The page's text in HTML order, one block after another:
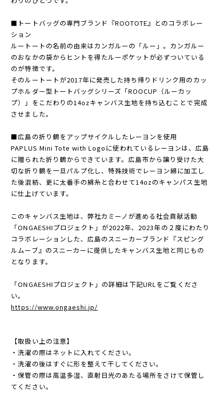
■トートバッグの専門ブランド『ROOTOTE』とのコラボレー
ション
ルートートの名前の由来はカンガルーの「ルー」。カンガルー
のおなかの袋からヒントを得たルーポケットが必ずついている
のが特徴です。
そのルートートが2017年に発売した持ち帰りドリンク用のカッ
プホルダー型トートバッグシリーズ「ROOCUP（ルーカッ
プ）」をこだわりの14ozキャンバス生地を持ち込むことで完成
させました。
■広島の折り鶴をアップサイクルしたレーヨンを使用
PAPLUS Mini Tote with Logoに使われているレーヨンは、広島
に贈られた折り鶴からできています。広島市から譲り受けた大
切な折り鶴を一旦パルプ化し、特殊技術でレーヨン綿に加工し
た後混紡、更に太番手の綿糸と合わせて14ozのキャンパス生地
に仕上げています。
このキャンバス生地は、弊社カミーノが進める社会貢献活動
「ONGAESHIプロジェクト」が2022年、2023年の２度にわたり
コラボレーションした、広島のスニーカーブランド『スピング
ルムーブ』のスニーカーに提供したキャンバス生地と同じもの
となります。
「ONGAESHIプロジェクト」の詳細は下記URLをご覧くださ
い。
https://www.ongaeshi.jp/
【取扱い上の注意】
・洗濯の際はネットに入れてください。
・洗濯の後はすぐに形を整えて干してください。
・保管の際は高温多湿、直射日光のあたる場所をさけて保管し
てください。